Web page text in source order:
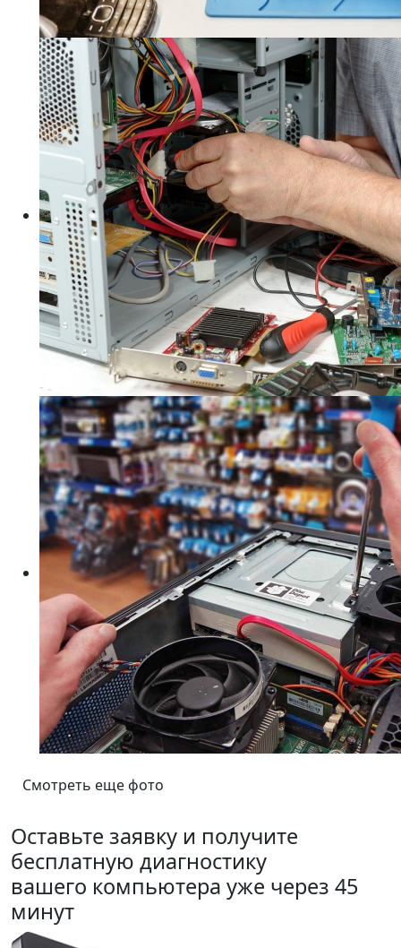
Смотреть еще фото
Оставьте заявку и получите
бесплатную диагностику
вашего компьютера уже через 45
минут